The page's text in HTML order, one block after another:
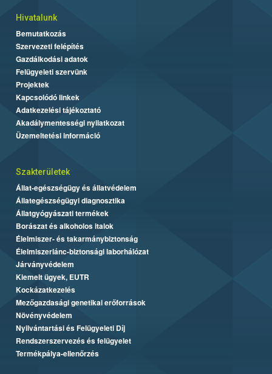
Hivatalunk
Bemutatkozás
Szervezeti felépítés
Gazdálkodási adatok
Felügyeleti szervünk
Projektek
Kapcsolódó linkek
Adatkezelési tájékoztató
Akadálymentességi nyilatkozat
Üzemeltetési információ
Szakterületek
Állat-egészségügy és állatvédelem
Állategészségügyi diagnosztika
Állatgyógyászati termékek
Borászat és alkoholos italok
Élelmiszer- és takarmánybiztonság
Élelmiszerlánc-biztonsági laborhálózat
Járványvédelem
Kiemelt ügyek, EUTR
Kockázatkezelés
Mezőgazdasági genetikai erőforrások
Növényvédelem
Nyilvántartási és Felügyeleti Díj
Rendszerszervezés és felügyelet
Termékpálya-ellenőrzés